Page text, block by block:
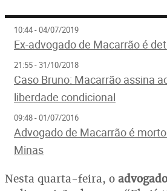
10:44 - 04/07/2019
Ex-advogado de Macarrão é
21:55 - 31/10/2018
Caso Bruno: Macarrão assina
liberdade condicional
09:48 - 01/07/2016
Advogado de Macarrão é
Minas
Nesta quarta-feira, o advogado